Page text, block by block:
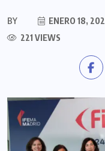
BY ENERO 18,
221 VIEWS